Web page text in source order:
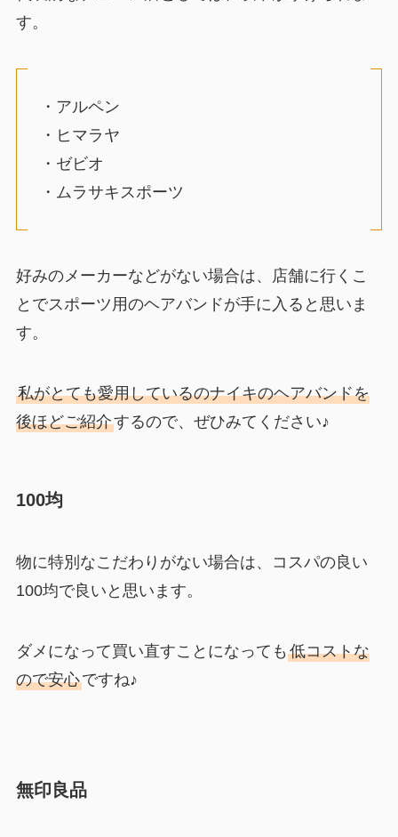
す。
・アルペン
・ヒマラヤ
・ゼビオ
・ムラサキスポーツ
好みのメーカーなどがない場合は、店舗に行くこ
とでスポーツ用のヘアバンドが手に入ると思いま
す。
私がとても愛用しているのナイキのヘアバンドを
後ほどご紹介するので、ぜひみてください♪
100均
物に特別なこだわりがない場合は、コスパの良い
100均で良いと思います。
ダメになって買い直すことになっても 低コストな
ので安心ですね♪
無印良品